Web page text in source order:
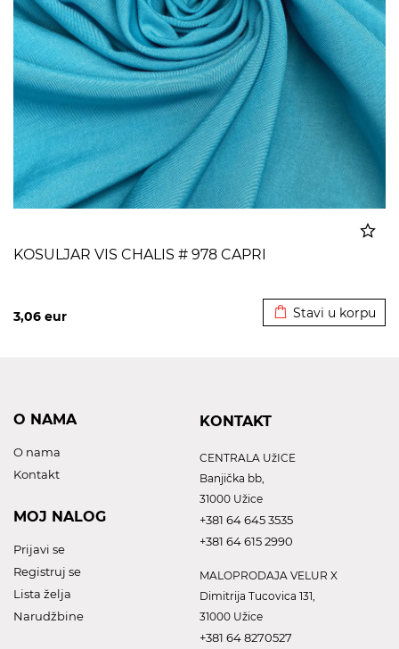
KOSULJAR VIS CHALIS # 978 CAPRI
3,06 eur Stavi u korpu
O NAMA
O nama
Kontakt
MOJ NALOG
Prijavi se
Registruj se
Lista želja
Narudžbine
KONTAKT
CENTRALA UžICE
Banjička bb,
31000 Užice
+381 64 645 3535
+381 64 615 2990
MALOPRODAJA VELUR X
Dimitrija Tucovica 131,
31000 Užice
+381 64 8270527